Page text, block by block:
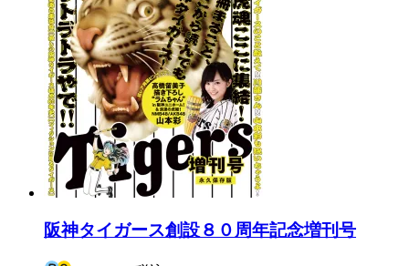
阪神タイガース創設８０周年記念増刊号